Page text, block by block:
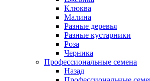
Клюква
Малина
Разные деревья
Разные кустарники
Роза
Черника
Профессиональные семена
Назад